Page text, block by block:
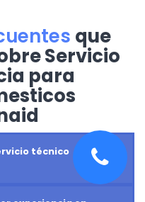
que
Servicio
para
técnico